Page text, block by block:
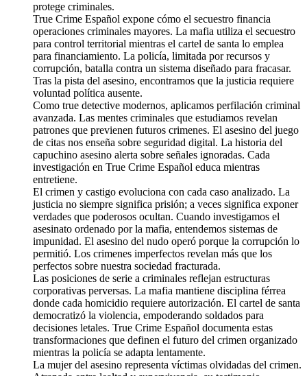
protege criminales.
True Crime Español expone cómo el secuestro financia
operaciones criminales mayores. La mafia utiliza el secuestro
para control territorial mientras el cartel de santa lo emplea
para financiamiento. La policía, limitada por recursos y
corrupción, batalla contra un sistema diseñado para fracasar.
Tras la pista del asesino, encontramos que la justicia requiere
voluntad política ausente.
Como true detective modernos, aplicamos perfilación criminal
avanzada. Las mentes criminales que estudiamos revelan
patrones que previenen futuros crimenes. El asesino del juego
de citas nos enseña sobre seguridad digital. La historia del
capuchino asesino alerta sobre señales ignoradas. Cada
investigación en True Crime Español educa mientras
entretiene.
El crimen y castigo evoluciona con cada caso analizado. La
justicia no siempre significa prisión; a veces significa exponer
verdades que poderosos ocultan. Cuando investigamos el
asesinato ordenado por la mafia, entendemos sistemas de
impunidad. El asesino del nudo operó porque la corrupción lo
permitió. Los crimenes imperfectos revelan más que los
perfectos sobre nuestra sociedad fracturada.
Las posiciones de serie a criminales reflejan estructuras
corporativas perversas. La mafia mantiene disciplina férrea
donde cada homicidio requiere autorización. El cartel de santa
democratizó la violencia, empoderando soldados para
decisiones letales. True Crime Español documenta estas
transformaciones que definen el futuro del crimen organizado
mientras la policía se adapta lentamente.
La mujer del asesino representa víctimas olvidadas del crimen.